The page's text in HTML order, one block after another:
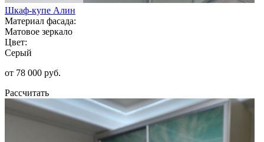
Шкаф-купе Алин
Материал фасада:
Матовое зеркало
Цвет:
Серый
от 78 000 руб.
Рассчитать